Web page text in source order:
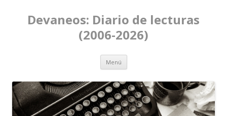
Devaneos: Diario de lecturas
(2006-2026)
Menú Ir al contenido